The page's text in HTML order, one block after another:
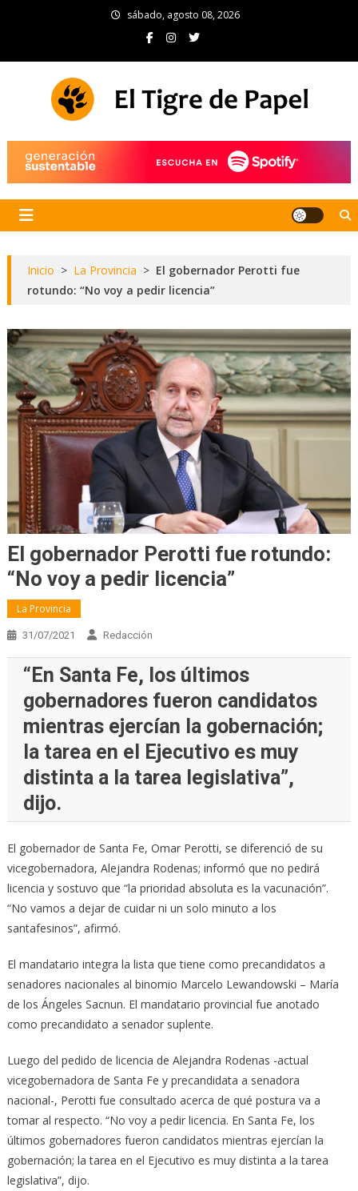
sábado, agosto 08, 2026
Inicio > La Provincia > El gobernador Perotti fue
rotundo: “No voy a pedir licencia”
El gobernador Perotti fue rotundo:
“No voy a pedir licencia”
La Provincia
31/07/2021 Redacción
“En Santa Fe, los últimos
gobernadores fueron candidatos
mientras ejercían la gobernación;
la tarea en el Ejecutivo es muy
distinta a la tarea legislativa”,
dijo.
El gobernador de Santa Fe, Omar Perotti, se diferenció de su
vicegobernadora, Alejandra Rodenas; informó que no pedirá
licencia y sostuvo que “la prioridad absoluta es la vacunación”.
“No vamos a dejar de cuidar ni un solo minuto a los
santafesinos”, afirmó.
El mandatario integra la lista que tiene como precandidatos a
senadores nacionales al binomio Marcelo Lewandowski – María
de los Ángeles Sacnun. El mandatario provincial fue anotado
como precandidato a senador suplente.
Luego del pedido de licencia de Alejandra Rodenas -actual
vicegobernadora de Santa Fe y precandidata a senadora
nacional-, Perotti fue consultado acerca de qué postura va a
tomar al respecto. “No voy a pedir licencia. En Santa Fe, los
últimos gobernadores fueron candidatos mientras ejercían la
gobernación; la tarea en el Ejecutivo es muy distinta a la tarea
legislativa”, dijo.